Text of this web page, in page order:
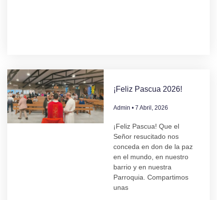
¡Feliz Pascua 2026!
Admin 7 Abril, 2026
¡Feliz Pascua! Que el
Señor resucitado nos
conceda en don de la paz
en el mundo, en nuestro
barrio y en nuestra
Parroquia. Compartimos
unas